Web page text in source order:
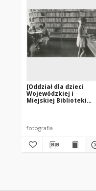
[Oddział dla dzieci
Wojewódzkiej i
Miejskiej Biblioteki
fotografia